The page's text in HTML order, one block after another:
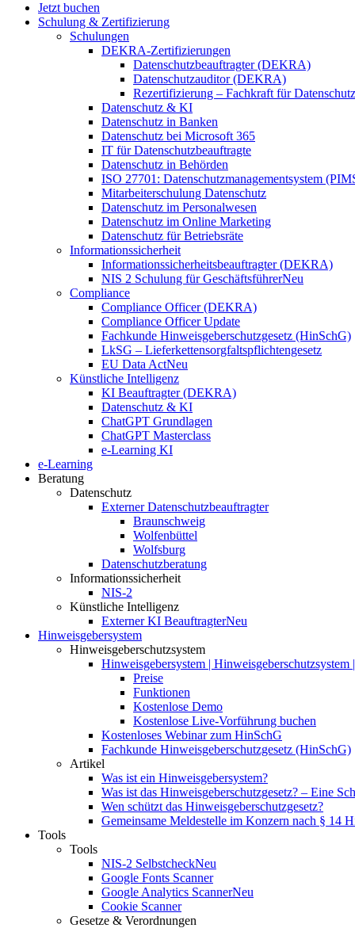
Jetzt buchen
Schulung & Zertifizierung
Schulungen
DEKRA-Zertifizierungen
Datenschutzbeauftragter (DEKRA)
Datenschutzauditor (DEKRA)
Rezertifizierung – Fachkraft für
Datenschutz & KI
Datenschutz in Banken
Datenschutz bei Microsoft 365
IT für Datenschutzbeauftragte
Datenschutz in Behörden
ISO 27701: Datenschutzmanagementsystem
Mitarbeiterschulung Datenschutz
Datenschutz im Personalwesen
Datenschutz im Online Marketing
Datenschutz für Betriebsräte
Informationssicherheit
Informationssicherheitsbeauftragter (DEKRA)
NIS 2 Schulung für GeschäftsführerNeu
Compliance
Compliance Officer (DEKRA)
Compliance Officer Update
Fachkunde Hinweisgeberschutzgesetz (HinSchG)
LkSG – Lieferkettensorgfaltspflichtengesetz
EU Data ActNeu
Künstliche Intelligenz
KI Beauftragter (DEKRA)
Datenschutz & KI
ChatGPT Grundlagen
ChatGPT Masterclass
e-Learning KI
e-Learning
Beratung
Datenschutz
Externer Datenschutzbeauftragter
Braunschweig
Wolfenbüttel
Wolfsburg
Datenschutzberatung
Informationssicherheit
NIS-2
Künstliche Intelligenz
Externer KI BeauftragterNeu
Hinweisgebersystem
Hinweisgeberschutzsystem
Hinweisgebersystem | Hinweisgeberschutzsystem
Preise
Funktionen
Kostenlose Demo
Kostenlose Live-Vorführung buchen
Kostenloses Webinar zum HinSchG
Fachkunde Hinweisgeberschutzgesetz (HinSchG)
Artikel
Was ist ein Hinweisgebersystem?
Was ist das Hinweisgeberschutzgesetz? – Eine
Wen schützt das Hinweisgeberschutzgesetz?
Gemeinsame Meldestelle im Konzern nach § 14
Tools
Tools
NIS-2 SelbstcheckNeu
Google Fonts Scanner
Google Analytics ScannerNeu
Cookie Scanner
Gesetze & Verordnungen